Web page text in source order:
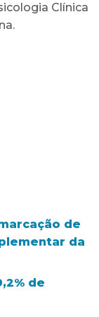
Clínica
de
da
de